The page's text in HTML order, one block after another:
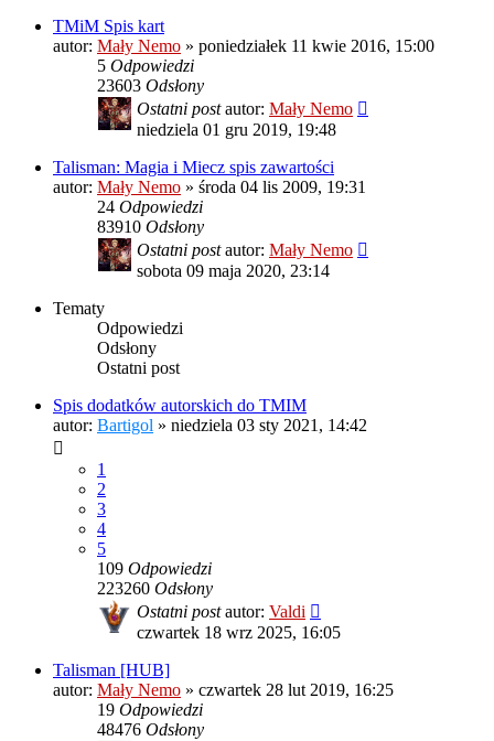
TMiM Spis kart
autor: Mały Nemo » poniedziałek 11 kwie 2016, 15:00
5 Odpowiedzi
23603 Odsłony
Ostatni postautor: Mały Nemo
niedziela 01 gru 2019, 19:48
Talisman: Magia i Miecz spis zawartości
autor: Mały Nemo » środa 04 lis 2009, 19:31
24 Odpowiedzi
83910 Odsłony
Ostatni postautor: Mały Nemo
sobota 09 maja 2020, 23:14
Tematy
Odpowiedzi
Odsłony
Ostatni post
Spis dodatków autorskich do TMIM
autor: Bartigol » niedziela 03 sty 2021, 14:42
1
2
3
4
5
109 Odpowiedzi
223260 Odsłony
Ostatni postautor: Valdi
czwartek 18 wrz 2025, 16:05
Talisman [HUB]
autor: Mały Nemo » czwartek 28 lut 2019, 16:25
19 Odpowiedzi
48476 Odsłony